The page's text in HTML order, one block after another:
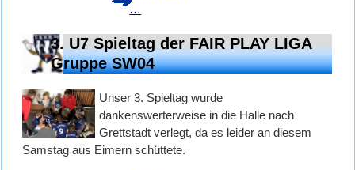
…
3. U7 Spieltag der FAIR PLAY LIGA
Gruppe SW04
Unser 3. Spieltag wurde
dankenswerterweise in die Halle nach
Grettstadt verlegt, da es leider an diesem
Samstag aus Eimern schüttete.